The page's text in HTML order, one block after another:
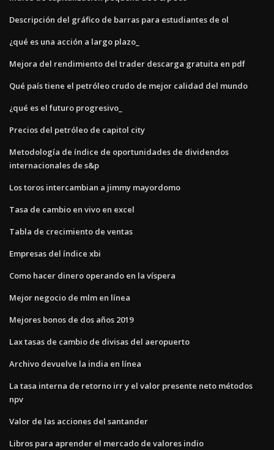
Descripción del gráfico de barras para estudiantes de ol
¿qué es una acción a largo plazo_
Mejora del rendimiento del trader descarga gratuita en pdf
Qué país tiene el petróleo crudo de mejor calidad del mundo
¿qué es el futuro progresivo_
Precios del petróleo de capitol city
Metodología de índice de oportunidades de dividendos
internacionales de s&p
Los toros intercambian a jimmy mayordomo
Tasa de cambio en vivo en excel
Tabla de crecimiento de ventas
Empresas del índice xbi
Como hacer dinero operando en la víspera
Mejor negocio de mlm en línea
Mejores bonos de dos años 2019
Lax tasas de cambio de divisas del aeropuerto
Archivo devuelve la india en línea
La tasa interna de retorno irr y el valor presente neto métodos
npv
Valor de las acciones del santander
Libros para aprender el mercado de valores indio